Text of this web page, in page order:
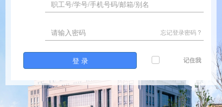
忘记登录密码 ?
登 录 记住我